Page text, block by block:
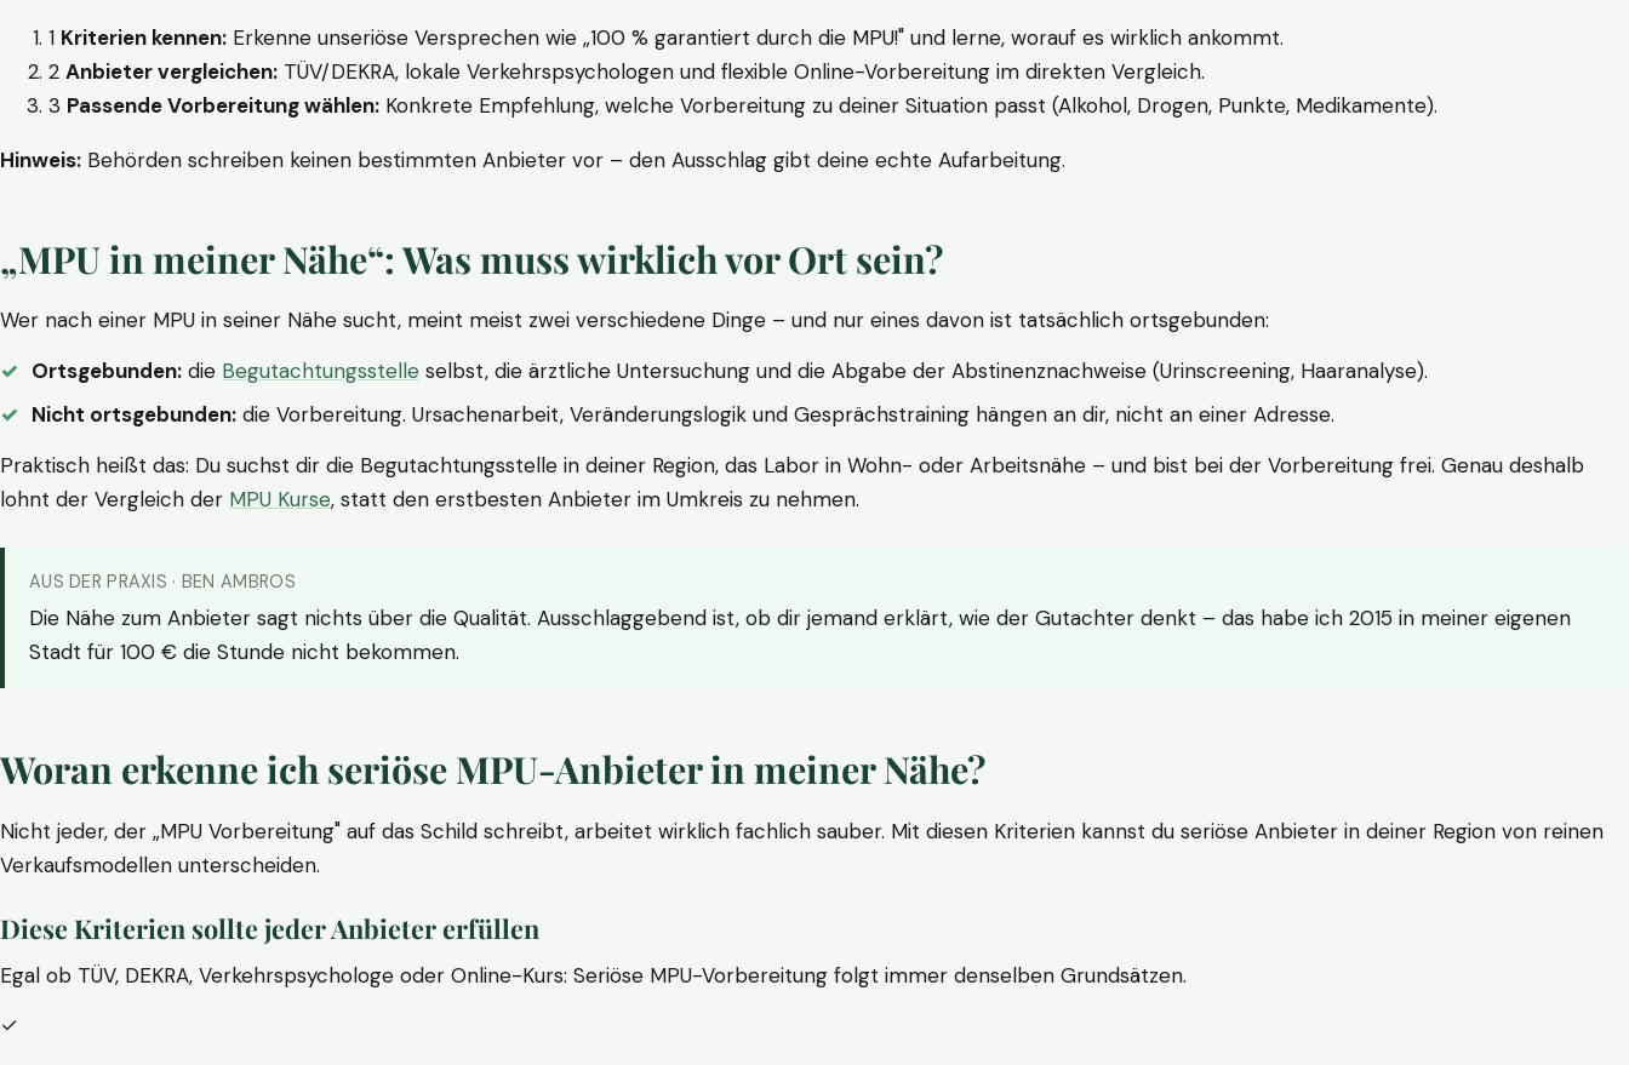
1 Kriterien kennen: Erkenne unseriöse Versprechen wie „100 % garantiert durch die MPU!" und lerne, worauf es wirklich ankommt.
2 Anbieter vergleichen: TÜV/DEKRA, lokale Verkehrspsychologen und flexible Online-Vorbereitung im direkten Vergleich.
3 Passende Vorbereitung wählen: Konkrete Empfehlung, welche Vorbereitung zu deiner Situation passt (Alkohol, Drogen, Punkte, Medikamente).
Hinweis: Behörden schreiben keinen bestimmten Anbieter vor – den Ausschlag gibt deine echte Aufarbeitung.
„MPU in meiner Nähe“: Was muss wirklich vor Ort sein?
Wer nach einer MPU in seiner Nähe sucht, meint meist zwei verschiedene Dinge – und nur eines davon ist tatsächlich ortsgebunden:
Ortsgebunden: die Begutachtungsstelle selbst, die ärztliche Untersuchung und die Abgabe der Abstinenznachweise (Urinscreening, Haaranalyse).
Nicht ortsgebunden: die Vorbereitung. Ursachenarbeit, Veränderungslogik und Gesprächstraining hängen an dir, nicht an einer Adresse.
Praktisch heißt das: Du suchst dir die Begutachtungsstelle in deiner Region, das Labor in Wohn- oder Arbeitsnähe – und bist bei der Vorbereitung frei. Genau deshalb
lohnt der Vergleich der MPU Kurse, statt den erstbesten Anbieter im Umkreis zu nehmen.
AUS DER PRAXIS · BEN AMBROS
Die Nähe zum Anbieter sagt nichts über die Qualität. Ausschlaggebend ist, ob dir jemand erklärt, wie der Gutachter denkt – das habe ich 2015 in meiner eigenen
Stadt für 100 € die Stunde nicht bekommen.
Woran erkenne ich seriöse MPU-Anbieter in meiner Nähe?
Nicht jeder, der „MPU Vorbereitung" auf das Schild schreibt, arbeitet wirklich fachlich sauber. Mit diesen Kriterien kannst du seriöse Anbieter in deiner Region von reinen
Verkaufsmodellen unterscheiden.
Diese Kriterien sollte jeder Anbieter erfüllen
Egal ob TÜV, DEKRA, Verkehrspsychologe oder Online-Kurs: Seriöse MPU-Vorbereitung folgt immer denselben Grundsätzen.
✓